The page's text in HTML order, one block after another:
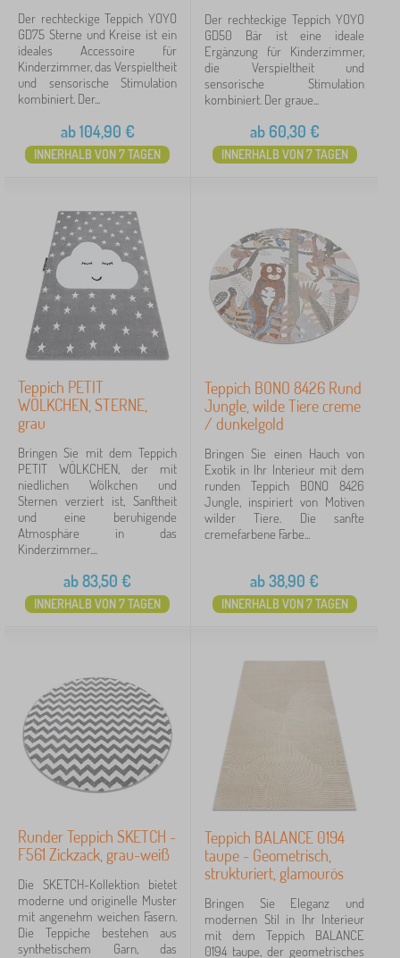
Der rechteckige Teppich YOYO
GD75 Sterne und Kreise ist ein
ideales Accessoire für
Kinderzimmer, das Verspieltheit
und sensorische Stimulation
kombiniert. Der...
ab104,90 €
INNERHALB VON 7 TAGEN
Der rechteckige Teppich YOYO
GD50 Bär ist eine ideale
Ergänzung für Kinderzimmer,
die Verspieltheit und
sensorische Stimulation
kombiniert. Der graue...
ab60,30 €
INNERHALB VON 7 TAGEN
Teppich PETIT
WÖLKCHEN, STERNE,
grau
Bringen Sie mit dem Teppich
PETIT WÖLKCHEN, der mit
niedlichen Wölkchen und
Sternen verziert ist, Sanftheit
und eine beruhigende
Atmosphäre in das
Kinderzimmer....
ab83,50 €
INNERHALB VON 7 TAGEN
Teppich BONO 8426 Rund
Jungle, wilde Tiere creme
/ dunkelgold
Bringen Sie einen Hauch von
Exotik in Ihr Interieur mit dem
runden Teppich BONO 8426
Jungle, inspiriert von Motiven
wilder Tiere. Die sanfte
cremefarbene Farbe...
ab38,90 €
INNERHALB VON 7 TAGEN
Runder Teppich SKETCH -
F561 Zickzack, grau-weiß
Die SKETCH-Kollektion bietet
moderne und originelle Muster
mit angenehm weichen Fasern.
Die Teppiche bestehen aus
synthetischem Garn, das
Teppich BALANCE 0194
taupe - Geometrisch,
strukturiert, glamourös
Bringen Sie Eleganz und
modernen Stil in Ihr Interieur
mit dem Teppich BALANCE
0194 taupe, der geometrisches